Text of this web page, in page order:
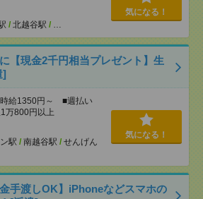
/ 北越谷駅 / …
気になる！
【現金2千円相当プレゼント】生
]
時給1350円～ ■週払い
800円以上
駅 / 南越谷駅 / せんげん
気になる！
金手渡しOK】iPhoneなどスマホの